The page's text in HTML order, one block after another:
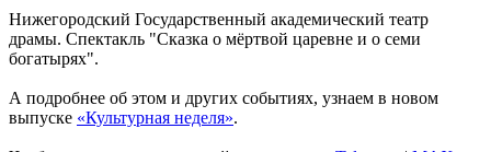
Нижегородский Государственный академический театр
драмы. Спектакль "Сказка о мёртвой царевне и о семи
богатырях".
А подробнее об этом и других событиях, узнаем в новом
выпуске «Культурная неделя».